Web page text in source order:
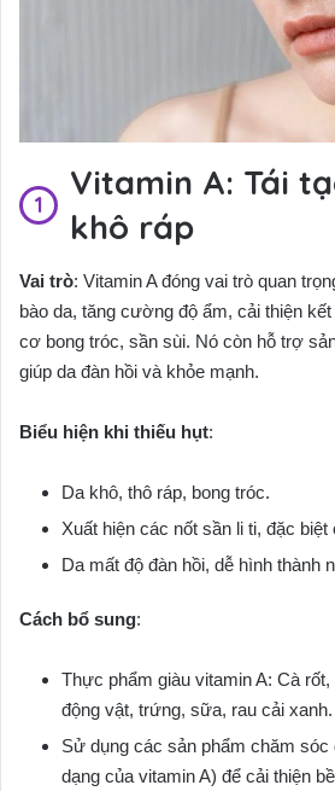
Vitamin A: Tái
khô ráp
Vai trò: Vitamin A đóng vai trò quan
bào da, tăng cường độ ẩm, cải thiện
cơ bong tróc, sần sùi. Nó còn hỗ trợ
giúp da đàn hồi và khỏe mạnh.
Biểu hiện khi thiếu hụt:
Da khô, thô ráp, bong tróc.
Xuất hiện các nốt sần li ti, đặc
Da mất độ đàn hồi, dễ hình thành
Cách bổ sung:
Thực phẩm giàu vitamin A: Cà
động vật, trứng, sữa, rau cải xanh.
Sử dụng các sản phẩm chăm
dạng của vitamin A) để cải thiện